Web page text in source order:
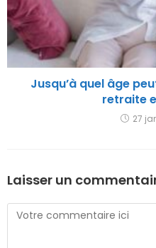
Jusqu’à quel âge
retraite
27
Laisser un